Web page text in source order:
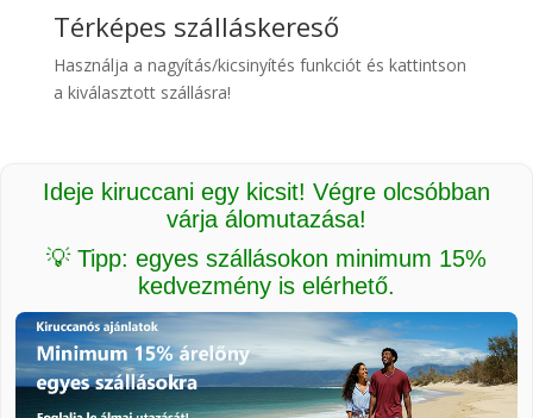
Térképes szálláskereső
Használja a nagyítás/kicsinyítés funkciót és kattintson
a kiválasztott szállásra!
Ideje kiruccani egy kicsit! Végre olcsóbban
várja álomutazása!
💡 Tipp: egyes szállásokon minimum 15%
kedvezmény is elérhető.